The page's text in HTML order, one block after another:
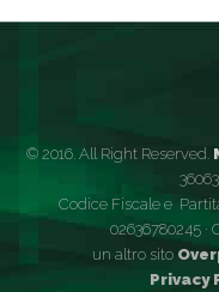
© 2016. All Right Reserved.
Codice Fiscale e
02636780245 ·
un altro sito
Privacy